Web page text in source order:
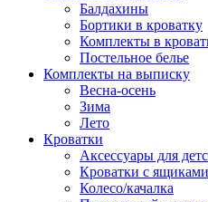
Балдахины
Бортики в кроватку
Комплекты в
Постельное белье
Комплекты на выписку
Весна-осень
Зима
Лето
Кроватки
Аксессуары для
Кроватки с ящиками
Колесо/качалка